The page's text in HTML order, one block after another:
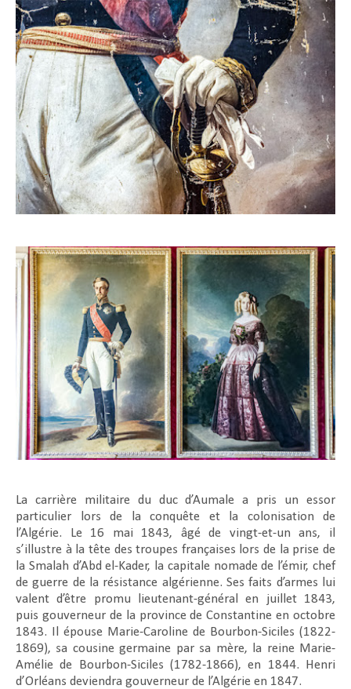
La carrière militaire du duc d’Aumale a pris un essor
particulier lors de la conquête et la colonisation de
l’Algérie. Le 16 mai 1843, âgé de vingt-et-un ans, il
s’illustre à la tête des troupes françaises lors de la prise de
la Smalah d’Abd el-Kader, la capitale nomade de l’émir, chef
de guerre de la résistance algérienne. Ses faits d’armes lui
valent d’être promu lieutenant-général en juillet 1843,
puis gouverneur de la province de Constantine en octobre
1843. Il épouse Marie-Caroline de Bourbon-Siciles (1822-
1869), sa cousine germaine par sa mère, la reine Marie-
Amélie de Bourbon-Siciles (1782-1866), en 1844. Henri
d’Orléans deviendra gouverneur de l’Algérie en 1847.